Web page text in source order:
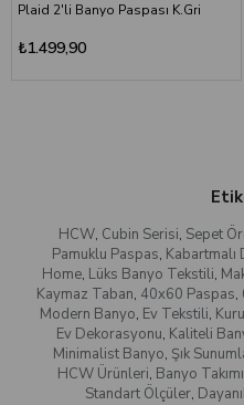
Plaid 2'li Banyo Paspası K.Gri
₺1.499,90
HCW, Cubin Serisi, Sepet
Pamuklu Paspas, Kabartmalı
Home, Lüks Banyo Tekstili,
Kaymaz Taban, 40x60 Paspas,
Modern Banyo, Ev Tekstili,
Ev Dekorasyonu, Kaliteli
Minimalist Banyo, Şık
HCW Ürünleri, Banyo Takımı
Standart Ölçüler,